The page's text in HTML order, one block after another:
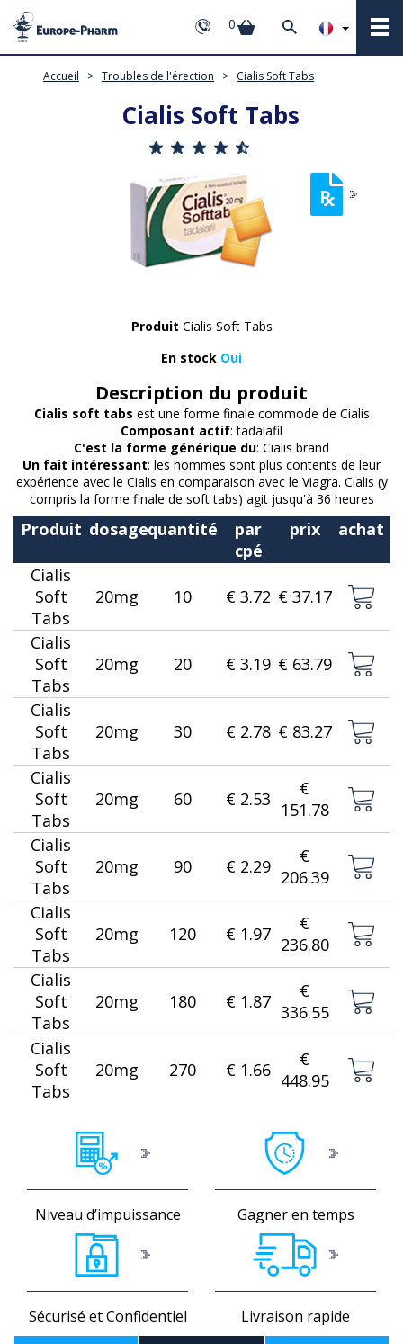
0
Accueil > Troubles de l'érection > Cialis Soft Tabs
Cialis Soft Tabs
Produit Cialis Soft Tabs
En stock Oui
Description du produit
Cialis soft tabs est une forme finale commode de Cialis
Composant actif: tadalafil
C'est la forme générique du: Cialis brand
Un fait intéressant: les hommes sont plus contents de leur
expérience avec le Cialis en comparaison avec le Viagra. Cialis (y
compris la forme finale de soft tabs) agit jusqu'à 36 heures
Produit dosagequantité
par
cpé
prix achat
Cialis
Soft
Tabs
20mg 10 € 3.72 € 37.17
Cialis
Soft
Tabs
20mg 20 € 3.19 € 63.79
Cialis
Soft
Tabs
20mg 30 € 2.78 € 83.27
Cialis
Soft
Tabs
20mg 60 € 2.53
€
151.78
Cialis
Soft
Tabs
20mg 90 € 2.29
€
206.39
Cialis
Soft
Tabs
20mg 120 € 1.97
€
236.80
Cialis
Soft
Tabs
20mg 180 € 1.87
€
336.55
Cialis
Soft
Tabs
20mg 270 € 1.66
€
448.95
Niveau d’impuissance Gagner en temps
Sécurisé et Confidentiel Livraison rapide